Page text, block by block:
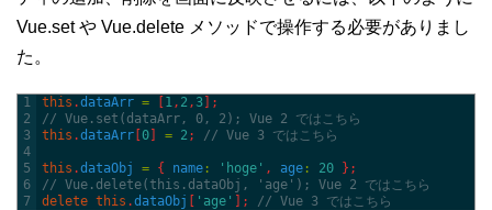
Vue.set や Vue.delete メソッドで操作する必要がありまし
た。
1
2
3
4
5
6
7
this .dataArr = [1 , 2 , 3] ;
// Vue.set(dataArr, 0, 2); Vue 2 ではこちら
this .dataArr [0] = 2 ; // Vue 3 ではこちら
this .dataObj = { name : 'hoge' , age : 20 } ;
// Vue.delete(this.dataObj, 'age'); Vue 2 ではこちら
delete this .dataObj [ 'age' ] ; // Vue 3 ではこちら